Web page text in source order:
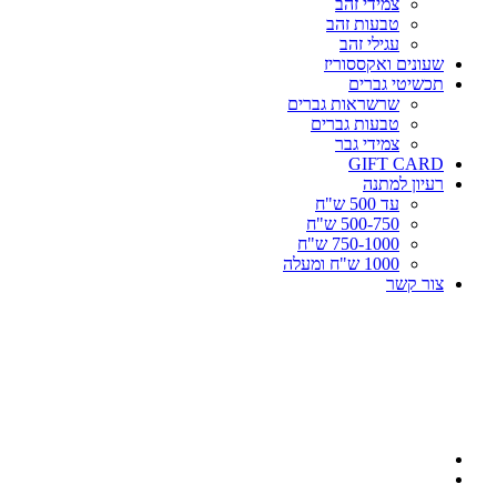
צמידי זהב
טבעות זהב
עגילי זהב
שעונים ואקססוריז
תכשיטי גברים
שרשראות גברים
טבעות גברים
צמידי גבר
GIFT CARD
רעיון למתנה
עד 500 ש"ח
500-750 ש"ח
750-1000 ש"ח
1000 ש"ח ומעלה
צור קשר